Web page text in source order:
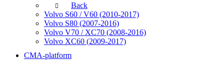
Back
Volvo S60 / V60 (2010-2017)
Volvo S80 (2007-2016)
Volvo V70 / XC70 (2008-2016)
Volvo XC60 (2009-2017)
CMA-platform